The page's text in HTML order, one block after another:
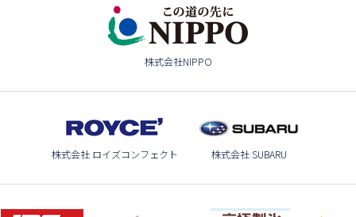
株式会社NIPPO
株式会社 ロイズコンフェクト 株式会社 SUBARU